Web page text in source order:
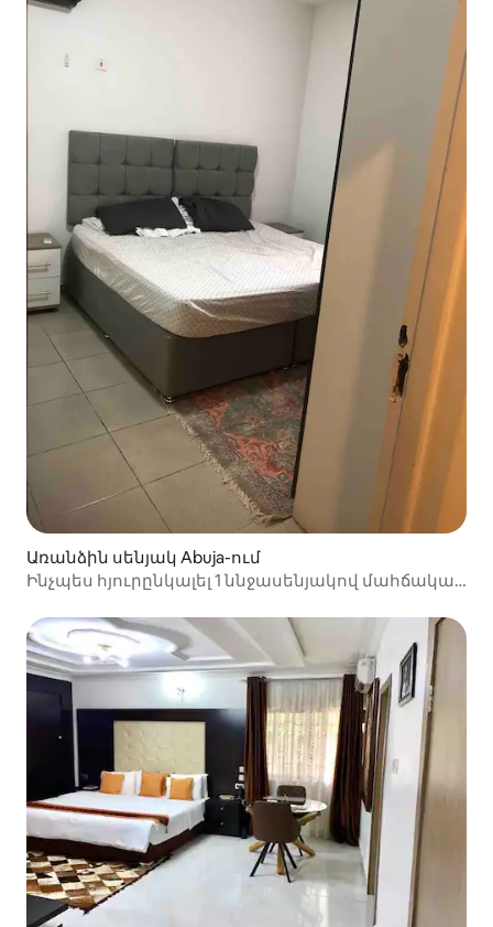
Առանձին սենյակ Abuja-ում
Ինչպես հյուրընկալել 1 ննջասենյակով մահճակալ ՝